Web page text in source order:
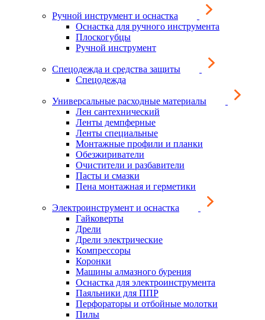
Ручной инструмент и оснастка
Оснастка для ручного инструмента
Плоскогубцы
Ручной инструмент
Спецодежда и средства защиты
Спецодежда
Универсальные расходные материалы
Лен сантехнический
Ленты демпферные
Ленты специальные
Монтажные профили и планки
Обезжириватели
Очистители и разбавители
Пасты и смазки
Пена монтажная и герметики
Электроинструмент и оснастка
Гайковерты
Дрели
Дрели электрические
Компрессоры
Коронки
Машины алмазного бурения
Оснастка для электроинструмента
Паяльники для ППР
Перфораторы и отбойные молотки
Пилы